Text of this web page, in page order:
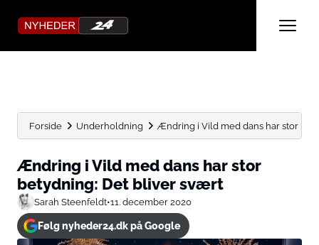
Forside Underholdning Ændring i Vild med dans har stor
Ændring i Vild med dans har stor
betydning: Det bliver svært
Sarah Steenfeldt•11. december 2020
Følg nyheder24.dk på Google